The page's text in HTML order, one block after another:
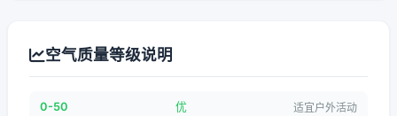
空气质量等级说明
0-50 优 适宜户外活动